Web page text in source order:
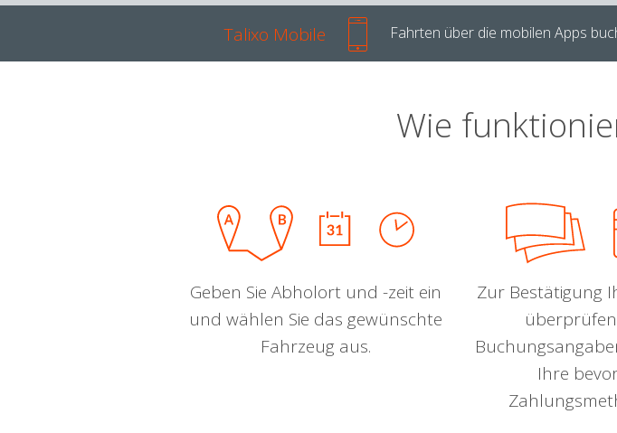
Talixo Mobile Fahrten über die mobilen Apps
Wie
Geben Sie Abholort und -zeit ein
und wählen Sie das gewünschte
Fahrzeug aus.
Zur Bestätigung
überprüfen
Ihre